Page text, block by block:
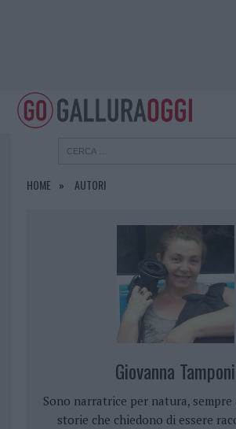
HOME AUTORI
Giovanna Tamponi
Sono narratrice per natura,
storie che chiedono di essere